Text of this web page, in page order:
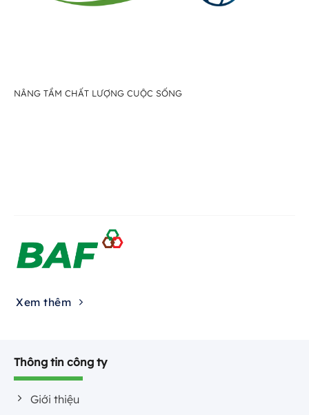
NÂNG TẦM CHẤT LƯỢNG CUỘC SỐNG
Xem thêm
Thông tin công ty
Giới thiệu